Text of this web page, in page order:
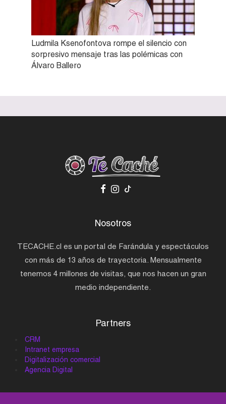
Ludmila Ksenofontova rompe el silencio con
sorpresivo mensaje tras las polémicas con
Álvaro Ballero
Nosotros
TECACHE.cl es un portal de Farándula y espectáculos
con más de 13 años de trayectoria. Mensualmente
tenemos 4 millones de visitas, que nos hacen un gran
medio independiente.
Partners
CRM
Intranet empresa
Digitalización comercial
Agencia Digital